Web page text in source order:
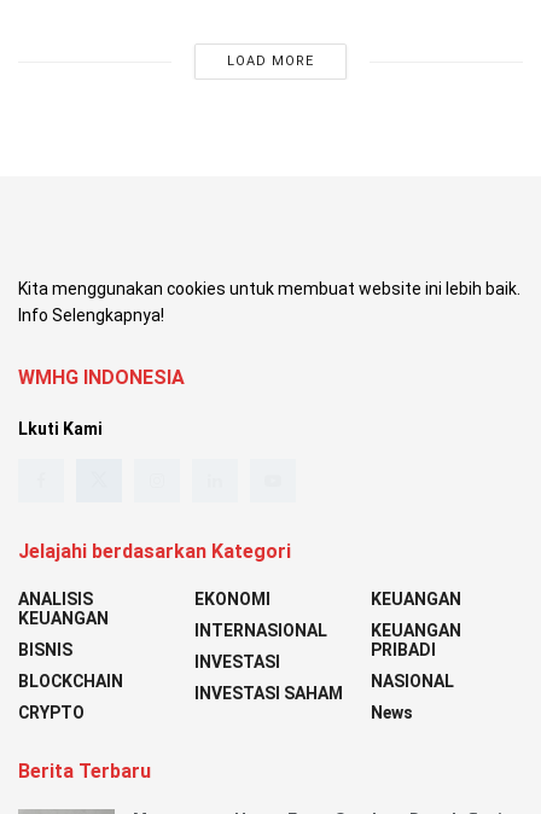
LOAD MORE
Kita menggunakan cookies untuk membuat website ini lebih baik.
Info Selengkapnya!
WMHG INDONESIA
Lkuti Kami
Jelajahi berdasarkan Kategori
ANALISIS
KEUANGAN
BISNIS
BLOCKCHAIN
CRYPTO
EKONOMI
INTERNASIONAL
INVESTASI
INVESTASI SAHAM
KEUANGAN
KEUANGAN
PRIBADI
NASIONAL
News
Berita Terbaru